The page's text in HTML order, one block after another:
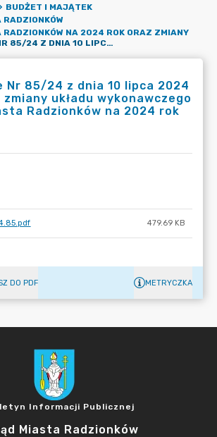
BUDŻET I MAJĄTEK
RADZIONKÓW NA 2024 ROK ORAZ ZMIANY
ZARZĄDZENIE NR 85/24 Z DNIA 10 LIPCA 2024 R. W SPRAWIE ZMIANY UKŁADU WYKONAWCZEGO BUDŻETU MIASTA RADZIONKÓW NA 2024 ROK
Nr 85/24 z dnia 10 lipca 2024
układu wykonawczego
Radzionków na 2024 rok
479.69 KB
DO PDF METRYCZKA
Informacji Publicznej
Miasta Radzionków